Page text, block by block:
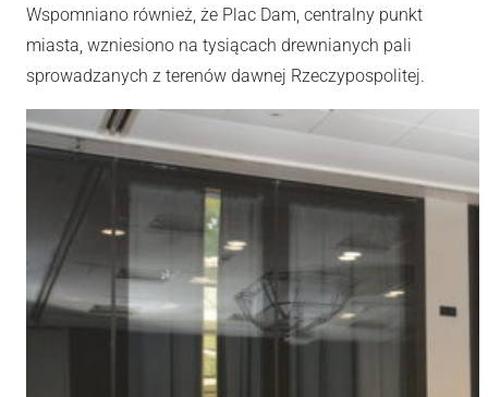
Wspomniano również, że Plac Dam, centralny punkt
miasta, wzniesiono na tysiącach drewnianych pali
sprowadzanych z terenów dawnej Rzeczypospolitej.